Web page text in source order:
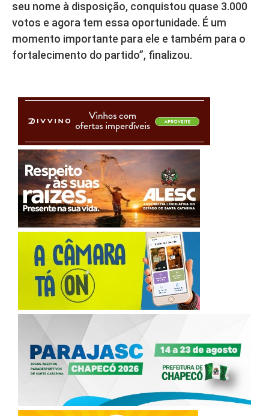
seu nome à disposição, conquistou quase 3.000
votos e agora tem essa oportunidade. É um
momento importante para ele e também para o
fortalecimento do partido”, finalizou.